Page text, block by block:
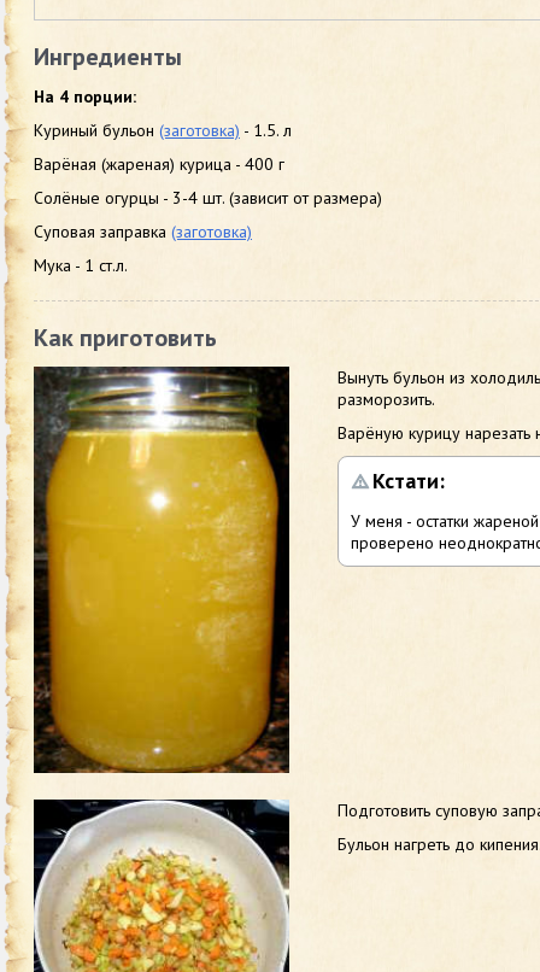
Ингредиенты
На 4 порции:
Куриный бульон (заготовка) - 1.5. л
Варёная (жареная) курица - 400 г
Солёные огурцы - 3-4 шт. (зависит от размера)
Суповая заправка (заготовка)
Мука - 1 ст.л.
Как приготовить
Вынуть бульон из
разморозить.
Варёную курицу
Кстати:
У меня - остатки
проверено
Подготовить суповую
Бульон нагреть до